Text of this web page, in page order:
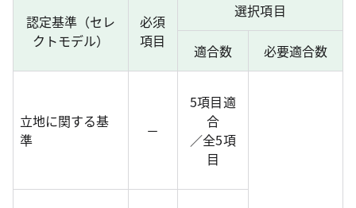
認定基準（セレ
クトモデル）
必須
項目
選択項目
適合数 必要適合数
立地に関する基
準
－
5項目適
合
／全5項
目